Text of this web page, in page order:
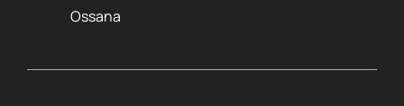
Ossana